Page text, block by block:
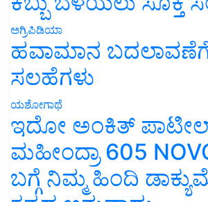
ಅಗ್ರಿಪಿಡಿಯಾ
ಹವಾಮಾನ ಬದಲಾವಣೆಗೆ
ಸಲಹೆಗಳು
ಯಶೋಗಾಥೆ
ಇದೋ ಅಂಕಿತ್ ಪಾಟೀಲ್
ಮಹೀಂದ್ರಾ 605 NOVO
ಬಗ್ಗೆ ನಿಮ್ಮ ಹಿಂದಿ
ಕನ್ನಡ ಅನುವಾದ: